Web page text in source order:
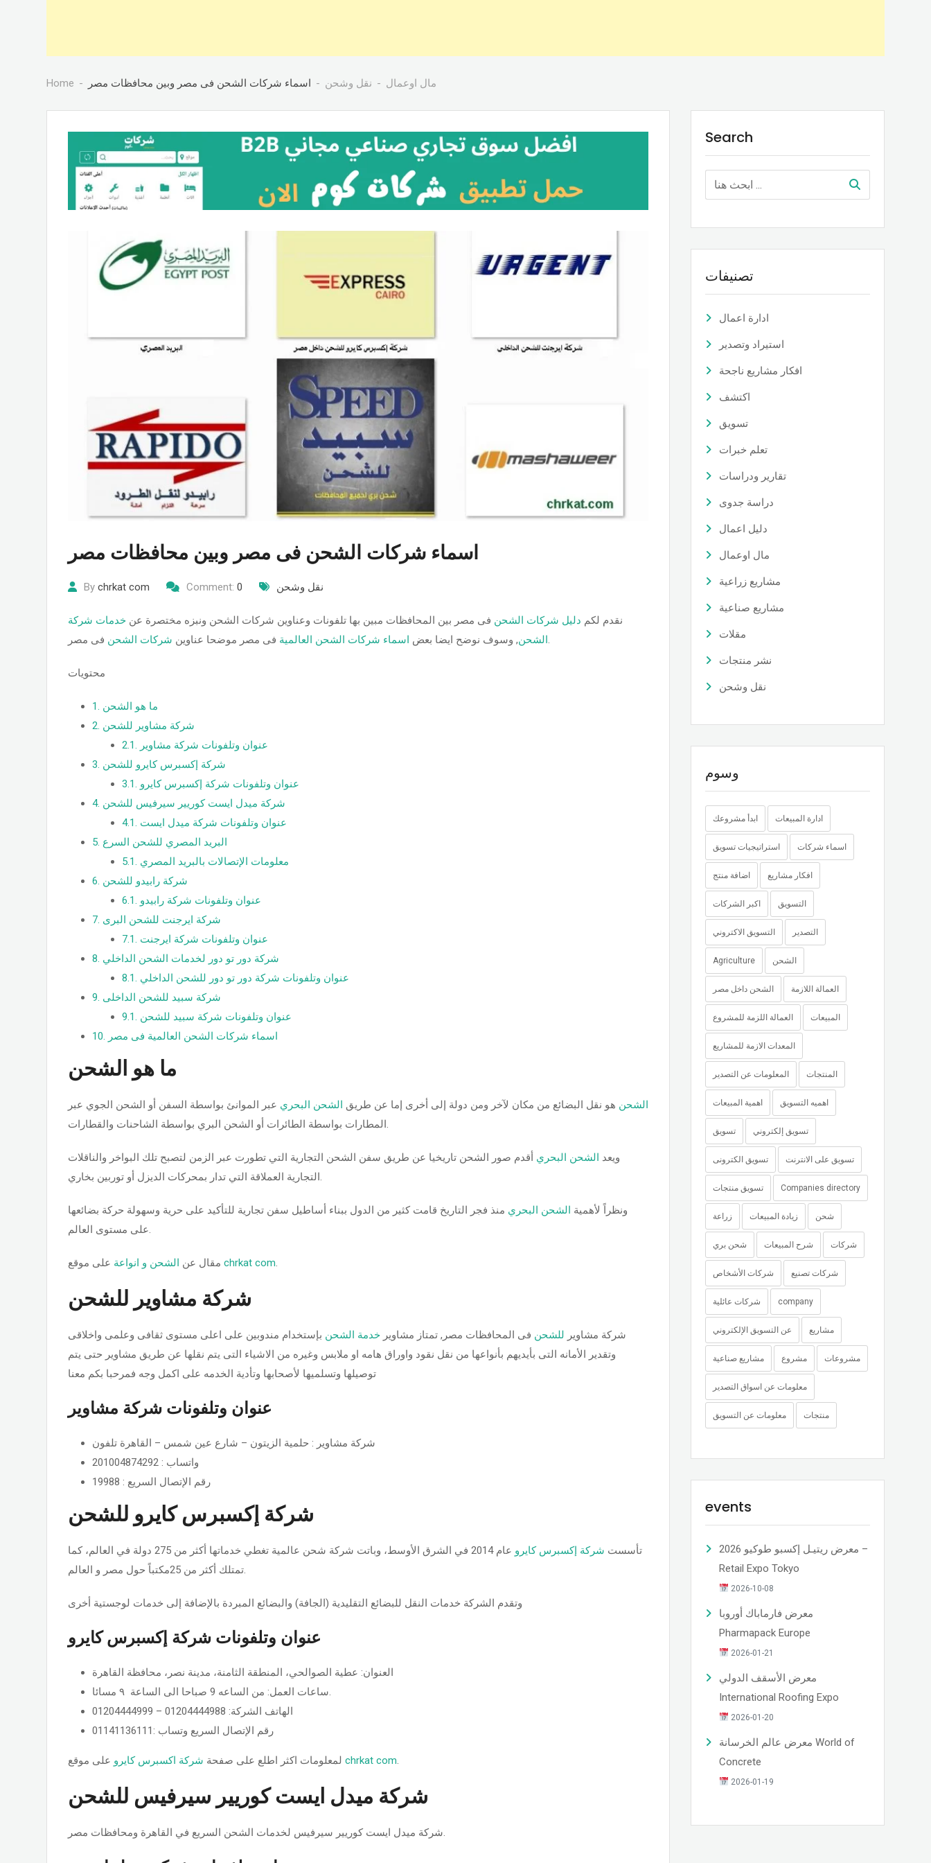
Home مال اوعمال نقل وشحن اسماء شركات الشحن فى مصر وبين محافظات مصر
اسماء شركات الشحن فى مصر وبين محافظات مصر
By chrkat com Comment: 0 نقل وشحن
نقدم لكم دليل شركات الشحن فى مصر بين المحافظات مبين بها تلفونات وعناوين شركات الشحن ونبزه مختصرة عن خدمات شركة
الشحن, وسوف نوضح ايضا بعض اسماء شركات الشحن العالمية فى مصر موضحا عناوين شركات الشحن فى مصر.
محتويات
1. ما هو الشحن
2. شركة مشاوير للشحن
2.1. عنوان وتلفونات شركة مشاوير
3. شركة إكسبرس كايرو للشحن
3.1. عنوان وتلفونات شركة إكسبرس كايرو
4. شركة ميدل ايست كوريير سيرفيس للشحن
4.1. عنوان وتلفونات شركة ميدل ايست
5. البريد المصري للشحن السرع
5.1. معلومات الإتصالات بالبريد المصري
6. شركة رابيدو للشحن
6.1. عنوان وتلفونات شركة رابيدو
7. شركة ايرجنت للشحن البرى
7.1. عنوان وتلفونات شركة ايرجنت
8. شركة دور تو دور لخدمات الشحن الداخلي
8.1. عنوان وتلفونات شركة دور تو دور للشحن الداخلي
9. شركة سبيد للشحن الداخلى
9.1. عنوان وتلفونات شركة سبيد للشحن
10. اسماء شركات الشحن العالمية فى مصر
ما هو الشحن
الشحن هو نقل البضائع من مكان لآخر ومن دولة إلى أخرى إما عن طريق الشحن البحري عبر الموانئ بواسطة السفن أو الشحن الجوي عبر
المطارات بواسطة الطائرات أو الشحن البري بواسطة الشاحنات والقطارات.
ويعد الشحن البحري أقدم صور الشحن تاريخيا عن طريق سفن الشحن التجارية التي تطورت عبر الزمن لتصبح تلك البواخر والناقلات
التجارية العملاقة التي تدار بمحركات الديزل أو توربين بخاري.
ونظراً لأهمية الشحن البحري منذ فجر التاريخ قامت كثير من الدول ببناء أساطيل سفن تجارية للتأكيد على حرية وسهولة حركة بضائعها
على مستوى العالم.
مقال عن الشحن و انواعة chrkat com.
شركة مشاوير للشحن
شركة مشاوير للشحن فى المحافظات مصر, تمتاز مشاوير خدمة الشحن بإستخدام مندوبين على اعلى مستوى ثقافى وعلمى واخلاقى
وتقدير الأمانه التى بأيديهم بأنواعها من نقل نقود واوراق هامه او ملابس وغيره من الاشياء التى يتم نقلها عن طريق مشاوير حتى يتم
توصيلها وتسلميها لأصحابها وتأدية الخدمه على اكمل وجه فمرحبا بكم معنا
عنوان وتلفونات شركة مشاوير
شركة مشاوير : حلمية الزيتون – شارع عين شمس – القاهرة تلفون
واتساب : 201004874292
رقم الإتصال السريع : 19988
شركة إكسبرس كايرو للشحن
تأسست شركة إكسبرس كايرو
عام 2014 في الشرق الأوسط، وباتت شركة شحن عالمية تغطي خدماتها أكثر من 275 دولة في العالم، كما
تمتلك أكثر من 25مكتباً حول مصر و العالم.
وتقدم الشركة خدمات النقل للبضائع التقليدية (الجافة) والبضائع المبردة بالإضافة إلى خدمات لوجستية أخرى
عنوان وتلفونات شركة إكسبرس كايرو
ساعات العمل: من الساعه 9 صباحا الى الساعة ٩ مسائا.
الهاتف الشركة: 01204444988 – 01204444999
رقم الإتصال السريع وتساب :01141136111
لمعلومات اكثر اطلع على صفحة شركة اكسبرس كايرو chrkat com.
شركة ميدل ايست كوريير سيرفيس للشحن
شركة ميدل ايست كوريير سيرفيس لخدمات الشحن السريع في القاهرة ومحافظات مصر.
Search
تصنيفات
ادارة اعمال
استيراد وتصدير
افكار مشاريع ناجحة
اكتشف
تسويق
تعلم خبرات
تقارير ودراسات
دراسة جدوى
دليل اعمال
مال اوعمال
مشاريع زراعية
مشاريع صناعية
مقلات
نشر منتجات
نقل وشحن
وسوم
ابدأ مشروعك ادارة المبيعات
استراتيجيات تسويق اسماء شركات
اضافة منتج افكار مشاريع
اكبر الشركات التسويق
التسويق الاكتروني التصدير
Agriculture الشحن
الشحن داخل مصر العمالة اللازمة
العمالة اللزمة للمشروع المبيعات
المعدات الازمة للمشاريع
المعلومات عن التصدير المنتجات
اهمية المبيعات اهميه التسويق
تسويق تسويق إلكتروني
تسويق الكترونى تسويق على الانترنت
تسويق منتجات Companies directory
زراعة زيادة المبيعات شحن
شحن بري شرح المبيعات شركات
شركات الأشخاص شركات تصنيع
شركات عائلية company
عن التسويق الإلكتروني مشاريع
مشاريع صناعية مشروع مشروعات
معلومات عن اسواق التصدير
معلومات عن التسويق منتجات
events
معرض ريتيـل إكسبو طوكيو 2026 –
Retail Expo Tokyo
2026-10-08
معرض فارماباك أوروبا
Pharmapack Europe
2026-01-21
معرض الأسقف الدولي
International Roofing Expo
2026-01-20
معرض عالم الخرسانة World of
Concrete
2026-01-19